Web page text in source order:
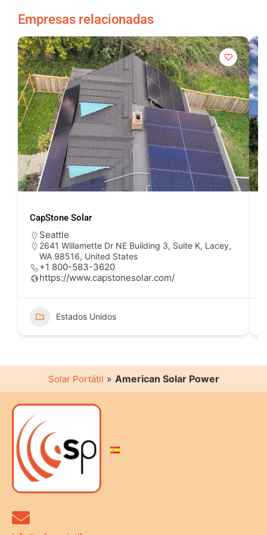
Empresas relacionadas
CapStone Solar
Seattle
2641 Willamette Dr NE Building 3, Suite K, Lacey,
WA 98516, United States
+1 800-583-3620
https://www.capstonesolar.com/
Estados Unidos
Solar Portátil » American Solar Power